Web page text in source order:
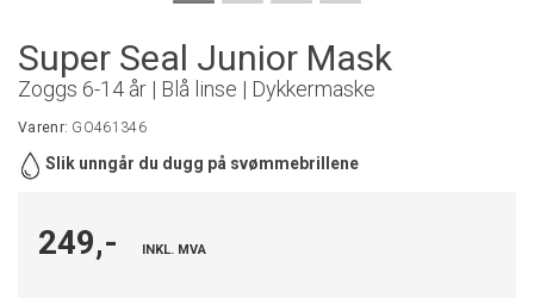
Super Seal Junior Mask
Zoggs 6-14 år | Blå linse | Dykkermaske
Varenr: GO461346
Slik unngår du dugg på svømmebrillene
249,- INKL. MVA